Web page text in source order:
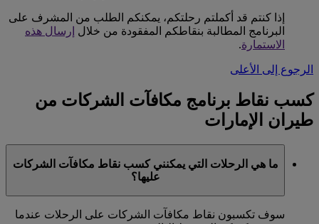
إذا كنتم قد أكملتم رحلتكم، يمكنكم الطلب من المشرف على
البرنامج المطالبة بنقاطكم المفقودة من خلال إرسال هذه
الاستمارة.
الرجوع إلى الأعلى
كسب نقاط برنامج مكافآت الشركات من
طيران الإمارات
ما هي الرحلات التي يمكنني كسب نقاط مكافآت الشركات
عليها؟
سوف تكسبون نقاط مكافآت الشركات على الرحلات عندما